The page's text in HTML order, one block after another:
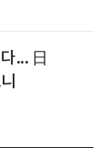
... 日